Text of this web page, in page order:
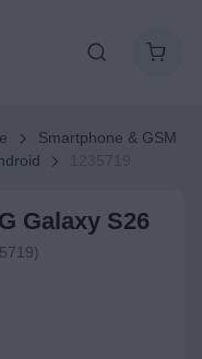
Smartphone & GSM
Galaxy S26